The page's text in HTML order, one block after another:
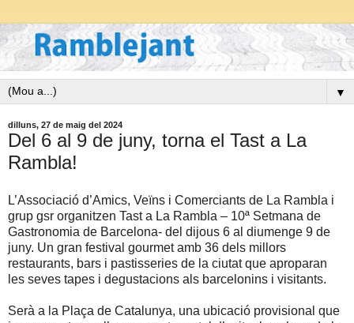
▼
dilluns, 27 de maig del 2024
Del 6 al 9 de juny, torna el Tast a La
Rambla!
L’Associació d’Amics, Veïns i Comerciants de La Rambla i
grup gsr organitzen Tast a La Rambla – 10ª Setmana de
Gastronomia de Barcelona- del dijous 6 al diumenge 9 de
juny. Un gran festival gourmet amb 36 dels millors
restaurants, bars i pastisseries de la ciutat que aproparan
les seves tapes i degustacions als barcelonins i visitants.
Serà a la Plaça de Catalunya, una ubicació provisional que